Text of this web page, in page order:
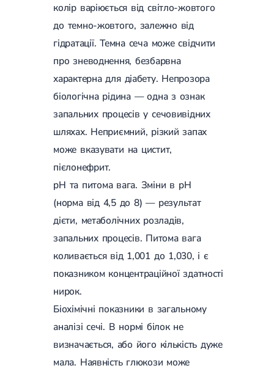
колір варіюється від світло-жовтого
до темно-жовтого, залежно від
гідратації. Темна сеча може свідчити
про зневоднення, безбарвна
характерна для діабету. Непрозора
біологічна рідина — одна з ознак
запальних процесів у сечовивідних
шляхах. Неприємний, різкий запах
може вказувати на цистит,
пієлонефрит.
pH та питома вага. Зміни в pH
(норма від 4,5 до 8) — результат
дієти, метаболічних розладів,
запальних процесів. Питома вага
коливається від 1,001 до 1,030, і є
показником концентраційної здатності
нирок.
Біохімічні показники в загальному
аналізі сечі. В нормі білок не
визначається, або його кількість дуже
мала. Наявність глюкози може